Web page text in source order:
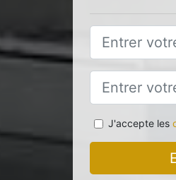
J'accepte les